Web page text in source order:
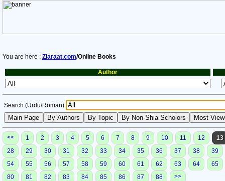
You are here : Ziaraat.com/Online Books
Author
Search (Urdu/Roman)
<< 1 2 3 4 5 6 7 8 9 10 11 12
13
28
29 30 31 32 33 34 35 36 37 38
39
54
55 56 57 58 59 60 61 62 63 64
65
80
81 82 83 84 85 86 87 88
>>